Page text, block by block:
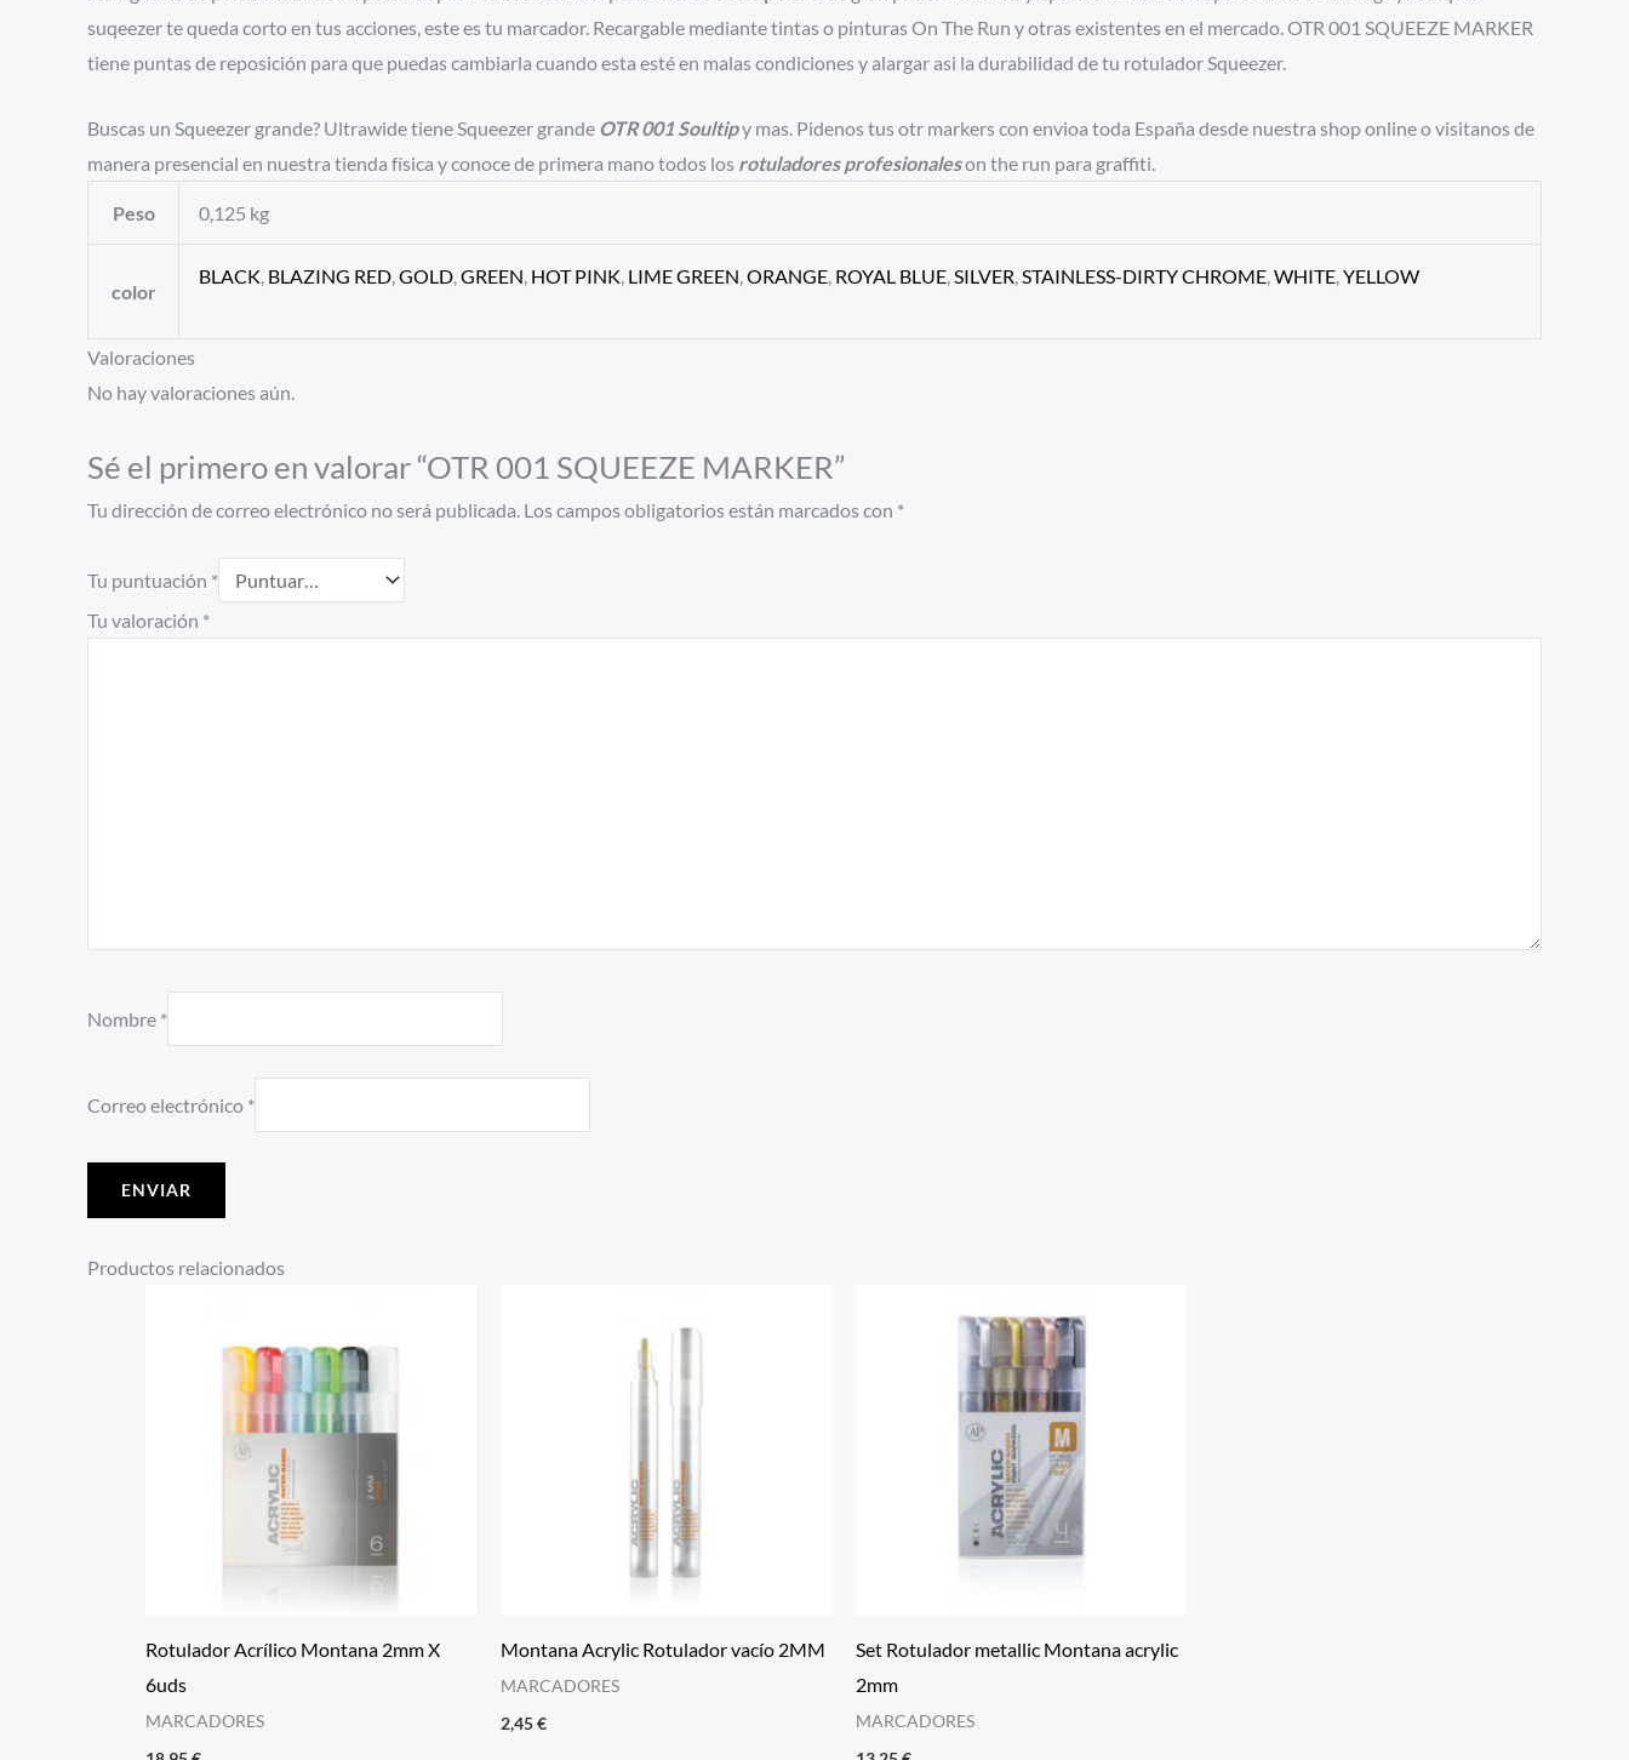
suqeezer te queda corto en tus acciones, este es tu marcador. Recargable mediante tintas o pinturas On The Run y otras existentes en el mercado. OTR 001 SQUEEZE MARKER
tiene puntas de reposición para que puedas cambiarla cuando esta esté en malas condiciones y alargar asi la durabilidad de tu rotulador Squeezer.
Buscas un Squeezer grande? Ultrawide tiene Squeezer grande OTR 001 Soultipy mas. Pidenos tus otr markers con envioa toda España desde nuestra shop online o visitanos de
manera presencial en nuestra tienda física y conoce de primera mano todos los rotuladores profesionaleson the run para graffiti.
Peso 0,125 kg
color
BLACK, BLAZING RED,GOLD,GREEN, HOT PINK, LIME GREEN,ORANGE, ROYAL BLUE,SILVER,STAINLESS-DIRTY CHROME,WHITE,YELLOW
Valoraciones
No hay valoraciones aún.
Sé el primero en valorar “OTR 001 SQUEEZE MARKER”
Tu dirección de correo electrónico no será publicada. Los campos obligatorios están marcados con *
Tu puntuación *
Tu valoración *
Nombre *
Correo electrónico *
Productos relacionados
Rotulador Acrílico Montana 2mm X
6uds
MARCADORES
Montana Acrylic Rotulador vacío 2MM
MARCADORES
2,45€
Set Rotulador metallic Montana acrylic
2mm
MARCADORES